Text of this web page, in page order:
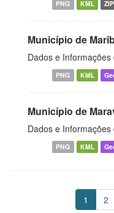
PNG KML ZIP
Município de
Dados e
PNG KML
Município de
Dados e
PNG KML
1 2